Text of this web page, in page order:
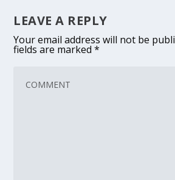
LEAVE A REPLY
Your email address will not be
fields are marked*